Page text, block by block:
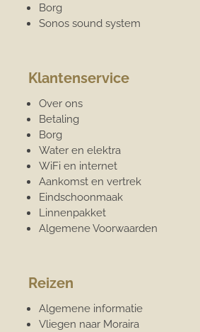
Borg
Sonos sound system
Klantenservice
Over ons
Betaling
Borg
Water en elektra
WiFi en internet
Aankomst en vertrek
Eindschoonmaak
Linnenpakket
Algemene Voorwaarden
Reizen
Algemene informatie
Vliegen naar Moraira